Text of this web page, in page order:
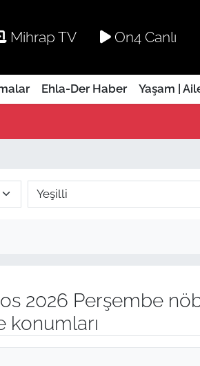
Mihrap TV On4 Canlı
Ehla-Der Haber Yaşam |
2026 Perşembe
konumları